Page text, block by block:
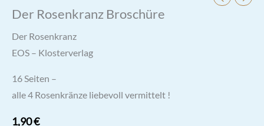
Der Rosenkranz Broschüre
Der Rosenkranz
EOS – Klosterverlag
16 Seiten –
alle 4 Rosenkränze liebevoll vermittelt !
1,90€